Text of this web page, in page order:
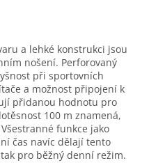
a lehké konstrukci jsou
nošení. Perforovaný
při sportovních
a možnost připojení k
přidanou hodnotu pro
100 m znamená,
funkce jako
čas navíc dělají tento
pro běžný denní režim.